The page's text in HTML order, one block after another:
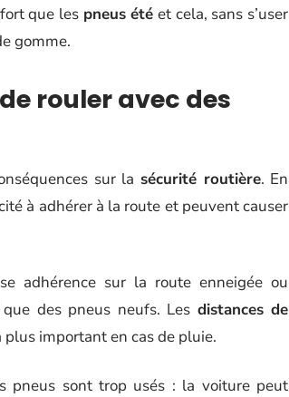
que les pneus été et cela, sans s’user
gomme.
rouler avec des
sur la sécurité routière. En
à adhérer à la route et peuvent causer
adhérence sur la route enneigée ou
des pneus neufs. Les distances de
plus important en cas de pluie.
pneus sont trop usés : la voiture peut